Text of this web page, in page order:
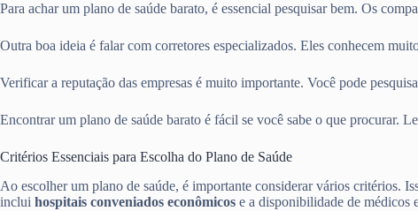
Para achar um plano de saúde barato, é essencial pesquisar bem. Os
Outra boa ideia é falar com corretores especializados. Eles conhecem
Verificar a reputação das empresas é muito importante. Você pode
Encontrar um plano de saúde barato é fácil se você sabe o que procurar.
Critérios Essenciais para Escolha do Plano de Saúde
Ao escolher um plano de saúde, é importante considerar vários critérios.
inclui hospitais conveniados econômicos e a disponibilidade de médicos